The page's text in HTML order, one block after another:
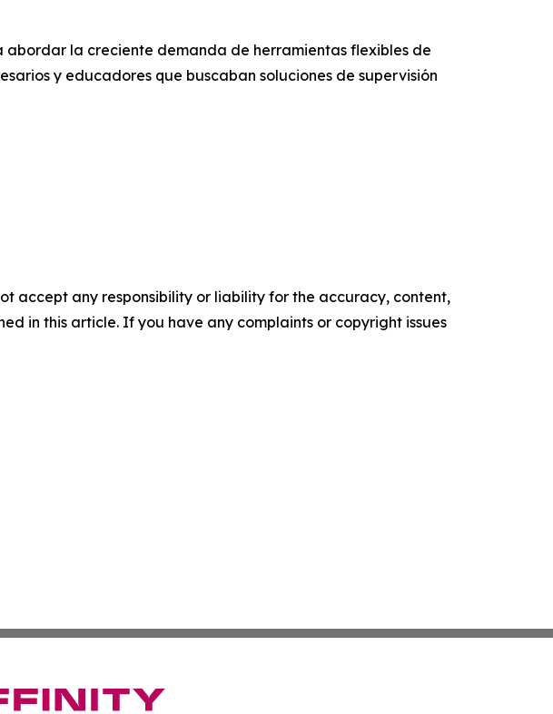
abordar la creciente demanda de herramientas flexibles de
y educadores que buscaban soluciones de supervisión
accept any responsibility or liability for the accuracy, content,
in this article. If you have any complaints or copyright issues